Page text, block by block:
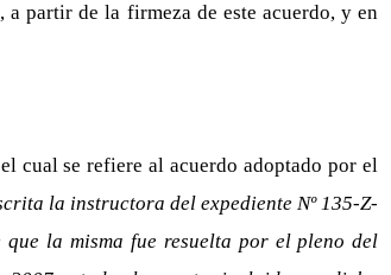
partir de la firmeza de este acuerdo, y en
cual se refiere al acuerdo adoptado por el
la instructora del expediente Nº 135-Z-
la misma fue resuelta por el pleno del